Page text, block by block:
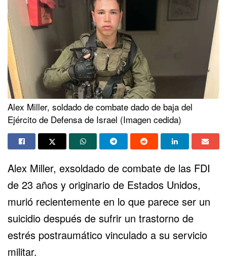
Alex Miller, soldado de combate dado de baja del
Ejército de Defensa de Israel (Imagen cedida)
Alex Miller, exsoldado de combate de las FDI
de 23 años y originario de Estados Unidos,
murió recientemente en lo que parece ser un
suicidio después de sufrir un trastorno de
estrés postraumático vinculado a su servicio
militar.